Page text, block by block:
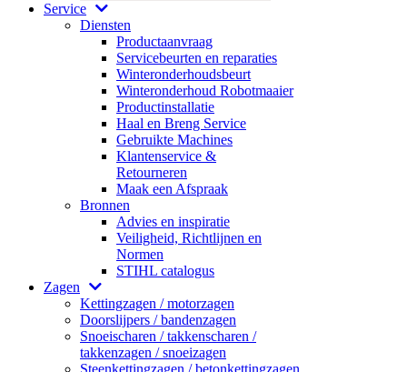
Service
Diensten
Productaanvraag
Servicebeurten en reparaties
Winteronderhoudsbeurt
Winteronderhoud Robotmaaier
Productinstallatie
Haal en Breng Service
Gebruikte Machines
Klantenservice &
Retourneren
Maak een Afspraak
Bronnen
Advies en inspiratie
Veiligheid, Richtlijnen en
Normen
STIHL catalogus
Zagen
Kettingzagen / motorzagen
Doorslijpers / bandenzagen
Snoeischaren / takkenscharen /
takkenzagen / snoeizagen
Steenkettingzagen / betonkettingzagen